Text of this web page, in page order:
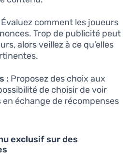
Évaluez comment les joueurs
Trop de publicité peut
alors veillez à ce qu’elles
: Proposez des choix aux
de choisir de voir
échange de récompenses
exclusif sur des